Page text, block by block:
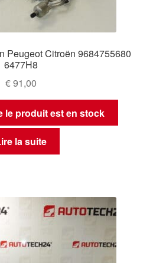
Peugeot Citroën 9684755680
6477H8
€91,00
le produit est en stock
la suite